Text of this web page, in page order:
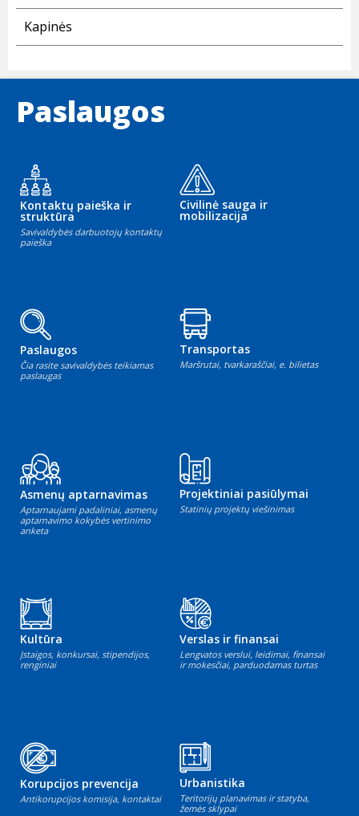
Kapinės
Paslaugos
Kontaktų paieška ir
struktūra
Savivaldybės darbuotojų kontaktų
paieška
Civilinė sauga ir
mobilizacija
Paslaugos
Čia rasite savivaldybės teikiamas
paslaugas
Transportas
Maršrutai, tvarkaraščiai, e. bilietas
Asmenų aptarnavimas
Aptarnaujami padaliniai, asmenų
aptarnavimo kokybės vertinimo
anketa
Projektiniai pasiūlymai
Statinių projektų viešinimas
Kultūra
Įstaigos, konkursai, stipendijos,
renginiai
Verslas ir finansai
Lengvatos verslui, leidimai, finansai
ir mokesčiai, parduodamas turtas
Korupcijos prevencija
Antikorupcijos komisija, kontaktai
Urbanistika
Teritorijų planavimas ir statyba,
žemės sklypai